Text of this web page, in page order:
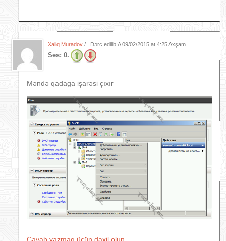
Xaliq Muradov / . Dərc edilib:A09/02/2015 at 4:25 Axşam
Səs: 0.
Məndə qadaga işarəsi çıxır
Cavab yazmaq üçün daxil olun